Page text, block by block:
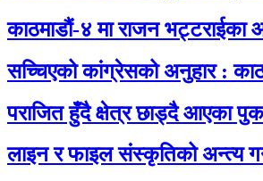
काठमाडौं-४ मा राजन भट्टराईका
सच्चिएको कांग्रेसको अनुहार :
पराजित हुँदै क्षेत्र छाड्दै आएका
लाइन र फाइल संस्कृतिको अन्त्य